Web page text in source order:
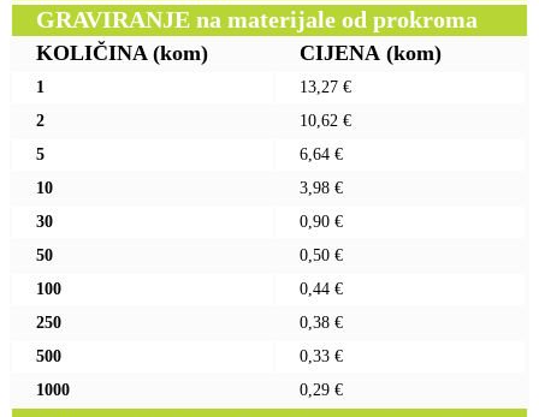
GRAVIRANJE na materijale od prokroma
KOLIČINA (kom) CIJENA (kom)
1
13,27 €
2
10,62 €
5
6,64 €
10
3,98 €
30
0,90 €
50
0,50 €
100
0,44 €
250
0,38 €
500
0,33 €
1000
0,29 €